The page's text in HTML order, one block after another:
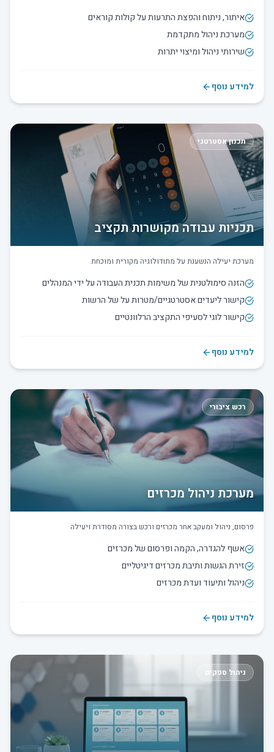
איתור, ניתוח והפצת התרעות על קולות קוראים
מערכת ניהול מתקדמת
שירותי ניהול ומיצוי יתרות
למידע נוסף
תכנון אסטרטגי
תכניות עבודה מקושרות תקציב
מערכת יעילה הנשענת על מתודולוגיה מקורית ומוכחת
הזנה סימולטנית של משימות תכנית העבודה על ידי המנהלים
קישור ליעדים אסטרטגיים/מטרות על של הרשות
קישור לוגי לסעיפי התקציב הרלוונטיים
למידע נוסף
רכש ציבורי
מערכת ניהול מכרזים
פרסום, ניהול ומעקב אחר מכרזים ורכש בצורה מסודרת ויעילה
אשף להגדרה, הקמה ופרסום של מכרזים
זירת הגשות ותיבת מכרזים דיגיטליים
ניהול ותיעוד ועדת מכרזים
למידע נוסף
ניהול ספקים